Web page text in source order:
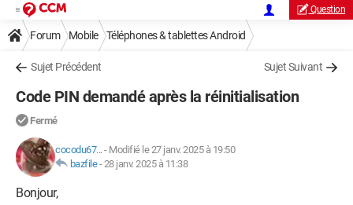
Question
Forum Mobile Téléphones & tablettes Android
Sujet Précédent Sujet Suivant
Code PIN demandé après la réinitialisation
Fermé
cocodu67...- Modifié le 27 janv. 2025 à 19:50
bazfile-28 janv. 2025 à 11:38
Bonjour,